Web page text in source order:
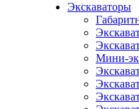
Экскаваторы
Мини-